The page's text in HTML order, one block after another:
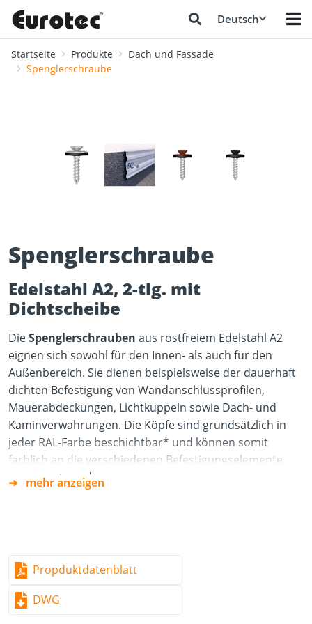
Deutsch
Startseite Produkte
Dach und Fassade
Spenglerschraube
Spenglerschraube
Edelstahl A2, 2-tlg. mit
Dichtscheibe
DieSpenglerschrauben aus rostfreiem Edelstahl A2
eignen sich sowohl für den Innen- als auch für den
Außenbereich. Sie dienen beispielsweise der dauerhaft
dichten Befestigung von Wandanschlussprofilen,
Mauerabdeckungen, Lichtkuppeln sowie Dach- und
Kaminverwahrungen. Die Köpfe sind grundsätzlich in
jeder RAL-Farbe beschichtbar* und können somit
farblich an die verschiedenen Befestigungselemente
angepasst werden.
mehr anzeigen
Propduktdatenblatt
DWG